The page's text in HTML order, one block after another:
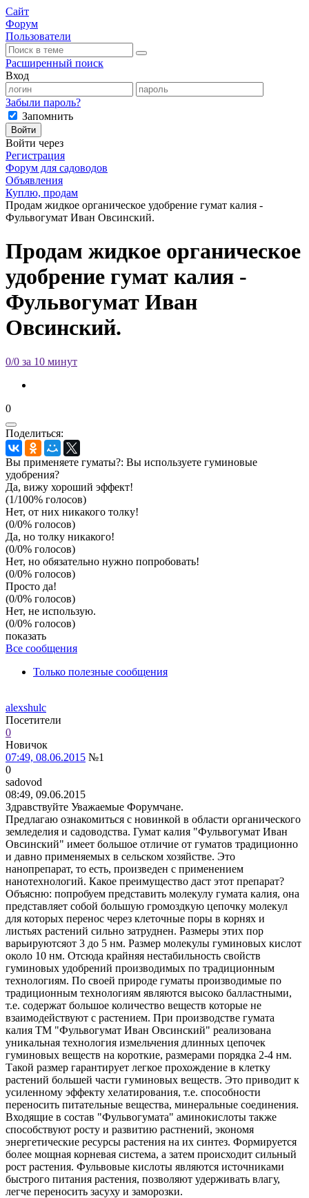
Сайт
Форум
Пользователи
Расширенный поиск
Вход
Забыли пароль?
Запомнить
Войти
Войти через
Регистрация
Форум для садоводов
Объявления
Куплю, продам
Продам жидкое органическое удобрение гумат калия -
Фульвогумат Иван Овсинский.
Продам жидкое органическое
удобрение гумат калия -
Фульвогумат Иван
Овсинский.
0/0 за 10 минут
0
Поделиться:
Вы применяете гуматы?: Вы используете гуминовые
удобрения?
Да, вижу хороший эффект!
(1/100% голосов)
Нет, от них никакого толку!
(0/0% голосов)
Да, но толку никакого!
(0/0% голосов)
Нет, но обязательно нужно попробовать!
(0/0% голосов)
Просто да!
(0/0% голосов)
Нет, не использую.
(0/0% голосов)
показать
Все сообщения
Только полезные сообщения
alexshulc
Посетители
0
Новичок
07:49, 08.06.2015 №1
0
sadovod
08:49, 09.06.2015
Здравствуйте Уважаемые Форумчане.
Предлагаю ознакомиться с новинкой в области органического
земледелия и садоводства. Гумат калия "Фульвогумат Иван
Овсинский" имеет большое отличие от гуматов традиционно
и давно применяемых в сельском хозяйстве. Это
нанопрепарат, то есть, произведен с применением
нанотехнологий. Какое преимущество даст этот препарат?
Объясню: попробуем представить молекулу гумата калия, она
представляет собой большую громоздкую цепочку молекул
для которых перенос через клеточные поры в корнях и
листьях растений сильно затруднен. Размеры этих пор
варьируютсяот 3 до 5 нм. Размер молекулы гуминовых кислот
около 10 нм. Отсюда крайняя нестабильность свойств
гуминовых удобрений производимых по традиционным
технологиям. По своей природе гуматы производимые по
традиционным технологиям являются высоко балластными,
т.е. содержат большое количество веществ которые не
взаимодействуют с растением. При производстве гумата
калия ТМ "Фульвогумат Иван Овсинский" реализована
уникальная технология измельчения длинных цепочек
гуминовых веществ на короткие, размерами порядка 2-4 нм.
Такой размер гарантирует легкое прохождение в клетку
растений большей части гуминовых веществ. Это приводит к
усиленному эффекту хелатирования, т.е. способности
переносить питательные вещества, минеральные соединения.
Входящие в состав "Фульвогумата" аминокислоты также
способствуют росту и развитию растнений, экономя
энергетические ресурсы растения на их синтез. Формируется
более мощная корневая система, а затем происходит сильный
рост растения. Фульвовые кислоты являются источниками
быстрого питания растения, позволяют удерживать влагу,
легче переносить засуху и заморозки.